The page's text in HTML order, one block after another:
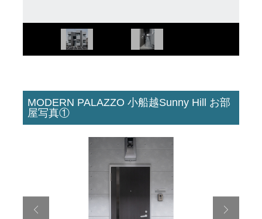
MODERN PALAZZO 小船越Sunny Hill お部
屋写真①